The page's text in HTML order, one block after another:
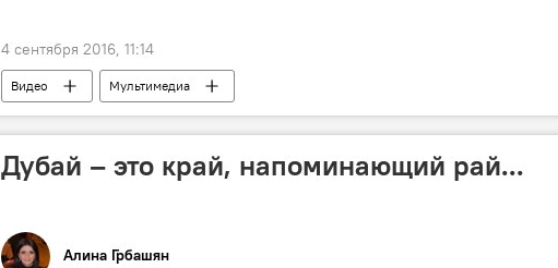
4 сентября 2016, 11:14
Видео Мультимедиа
Дубай – это край, напоминающий рай...
Алина Грбашян